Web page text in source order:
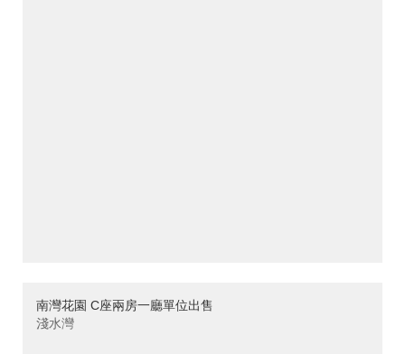
南灣花園 C座兩房一廳單位出售
淺水灣